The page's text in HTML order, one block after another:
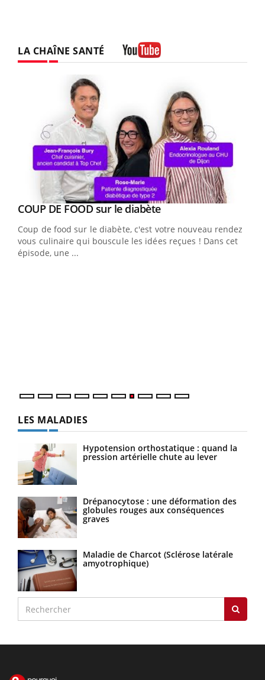
LA CHAÎNE SANTÉ
Youtube
COUP DE FOOD sur le diabèteYoutube
Coup de food sur le diabète, c'est votre nouveau rendez-
vous culinaire qui bouscule les idées reçues ! Dans cet
épisode, une ...
LES MALADIES
Hypotension orthostatique : quand la
pression artérielle chute au lever
Drépanocytose : une déformation des
globules rouges aux conséquences
graves
Maladie de Charcot (Sclérose latérale
amyotrophique)